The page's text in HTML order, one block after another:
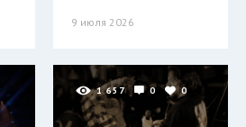
9 июля 2026
1 657 0 0